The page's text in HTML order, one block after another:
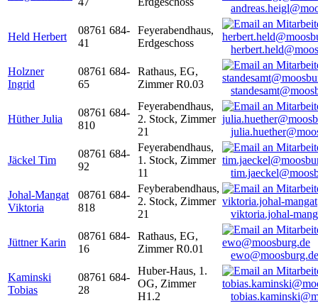
Held Herbert
08761 684-
41
Feyerabendhaus,
Erdgeschoss
Holzner
Ingrid
08761 684-
65
Rathaus, EG,
Zimmer R0.03
Hüther Julia
08761 684-
810
Feyerabendhaus,
2. Stock, Zimmer
21
Jäckel Tim
08761 684-
92
Feyerabendhaus,
1. Stock, Zimmer
11
Johal-Mangat
Viktoria
08761 684-
818
Feyberabendhaus,
2. Stock, Zimmer
21
viktoria.johal-
Jüttner Karin
08761 684-
16
Rathaus, EG,
Zimmer R0.01
ewo@moosburg.de
Kaminski
Tobias
08761 684-
28
Huber-Haus, 1.
OG, Zimmer
H1.2